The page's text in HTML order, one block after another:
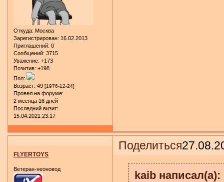
Откуда: Москва
Зарегистрирован: 16.02.2013
Приглашений: 0
Сообщений: 3715
Уважение: +173
Позитив: +198
Пол:
Возраст: 49 [1976-12-24]
Провел на форуме:
2 месяца 16 дней
Последний визит:
15.04.2021 23:17
Поделиться
FLYERTOYS
Ветеран-неоновод kaib написал(а):